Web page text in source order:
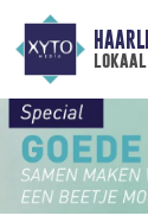
lokaal